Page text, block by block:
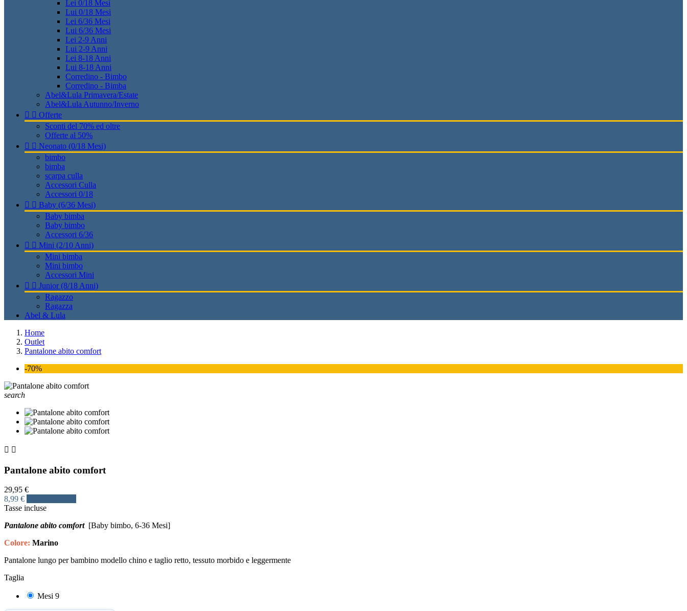
Lei 0/18 Mesi
Lui 0/18 Mesi
Lei 6/36 Mesi
Lui 6/36 Mesi
Lei 2-9 Anni
Lui 2-9 Anni
Lei 8-18 Anni
Lui 8-18 Anni
Corredino - Bimbo
Corredino - Bimba
Abel&Lula Primavera/Estate
Abel&Lula Autunno/Inverno
  Offerte
Sconti del 70% ed oltre
Offerte al 50%
  Neonato (0/18 Mesi)
bimbo
bimba
scarpa culla
Accessori Culla
Accessori 0/18
  Baby (6/36 Mesi)
Baby bimba
Baby bimbo
Accessori 6/36
  Mini (2/10 Anni)
Mini bimba
Mini bimbo
Accessori Mini
  Junior (8/18 Anni)
Ragazzo
Ragazza
Abel & Lula
Home
Outlet
Pantalone abito comfort
-70%
search
 
Pantalone abito comfort
29,95 €
8,99 €
Tasse incluse
Pantalone abito comfort[Baby bimbo, 6-36 Mesi]
Colore: Marino
Pantalone lungo per bambino modello chino e taglio retto, tessuto morbido e leggermente
Taglia
Mesi 9